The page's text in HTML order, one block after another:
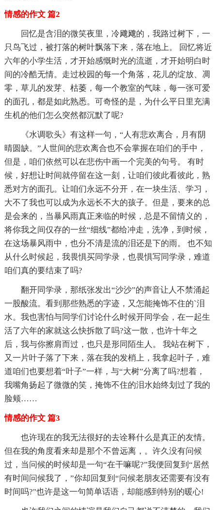
情感的作文 篇2
回忆是含泪的微笑夜里，冷飕飕的，我路过树下，一
只鸟飞过，被打落的树叶飘落下来，落在地上。 回忆将近
六年的小学生活，才开始感慨时光的流逝，才开始明白时
间的冷酷无情。走过校园的每一个角落，花儿的绽放、凋
零，草儿的发芽、枯萎，每一个教室的气味，每一张可爱
的面孔，都是如此熟悉。可奇怪的是，为什么平日里充满
生机的他们怎么突然都沉默了呢?
《水调歌头》有这样一句，“人有悲欢离合，月有阴
晴圆缺。”人世间的悲欢离合也不会掌握在咱们的手中，
但是，咱们依然可以在悲伤中画一个完美的句号。 有时
候，好想让时间就停留在这一刻，让咱们彼此看彼此，熟
悉对方的面孔。让咱们永远不分开，在一块生活、学习，
大不了我也可以成为永远长不大的孩子。但是，要来的总
是会来的，当暴风雨真正来临的时候，总是不留情义的，
将你我之间仅存的一丝“细线”都给冲走，洗净，到时候，
在这场暴风雨中，也分不清是流的泪还是下的雨。 也不知
从什么时候起，我畏惧买同学录，也畏惧写同学录，难道
咱们真的要结束了吗?
翻开同学录，那纸张发出“沙沙”的声音让人不禁涌起
一股酸流。看到那些熟悉的字迹，又怎能掩饰不住的`泪
水。我也害怕与同学们讨论什么时候开同学会，在一起生
活了六年的家就这么快拆散了吗?这一散，也许十年之
后，我与你擦肩而过，也只是形同陌生人。 我站在树下，
又一片叶子落了下来，落在我的发梢上，我拿起叶子，难
道咱们也要想着“叶子”一样，与“大树”分离了吗?想着，
我嘴角扬起了微微的笑，掩饰不住的泪水始终划过了我的
脸颊……
情感的作文 篇3
也许现在的我无法很好的去诠释什么是真正的友情。
但在我的角度看来却是那个不曾远离，。许久没有问候
过，当问候的时候却是一句“在干嘛呢?”我便回复到“居然
有时间问候我了，”你却回复到“问候老朋友还需要有没有
时间吗?"也许是这一句简单话语，却能感到特别的暖心!